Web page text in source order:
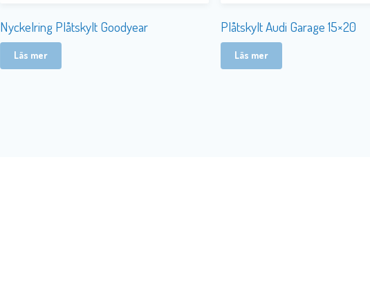
Nyckelring Plåtskylt Goodyear
Läs mer
Plåtskylt Audi Garage 15×20
Läs mer